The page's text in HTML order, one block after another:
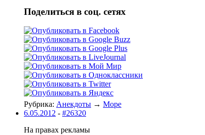
Поделиться в соц. сетях
Рубрика: Анекдоты → Море
6.05.2012 - #26320
На правах рекламы